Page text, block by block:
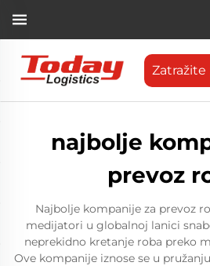
najbolje
prevoz
Najbolje kompanije za prevoz
medijatori u globalnoj lanici
neprekidno kretanje roba preko
Ove kompanije iznose se u